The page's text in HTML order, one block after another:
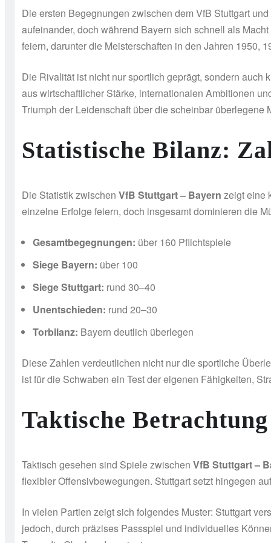
Die ersten Begegnungen zwischen dem VfB Stuttgart
aufeinander, doch während Bayern sich schnell als
feiern, darunter die Meisterschaften in den Jahren 1950,
Die Rivalität ist nicht nur sportlich geprägt, sondern
aus wirtschaftlicher Stärke, internationalen Ambitionen
Triumph der Leidenschaft über die scheinbar überlegene
Statistische Bilanz:
Die Statistik zwischen VfB Stuttgart – Bayern zeigt eine
einzelne Erfolge feiern, doch insgesamt dominieren die
Gesamtbegegnungen: über 160 Pflichtspiele
Siege Bayern: über 100
Siege Stuttgart: rund 30–40
Unentschieden: rund 20–30
Torbilanz: Bayern deutlich überlegen
Diese Zahlen verdeutlichen nicht nur die sportliche
ist für die Schwaben ein Test der eigenen Fähigkeiten,
Taktische
Taktisch gesehen sind Spiele zwischen VfB Stuttgart –
flexibler Offensivbewegungen. Stuttgart setzt hingegen
In vielen Partien zeigt sich folgendes Muster: Stuttgart
jedoch, durch präzises Passspiel und individuelles